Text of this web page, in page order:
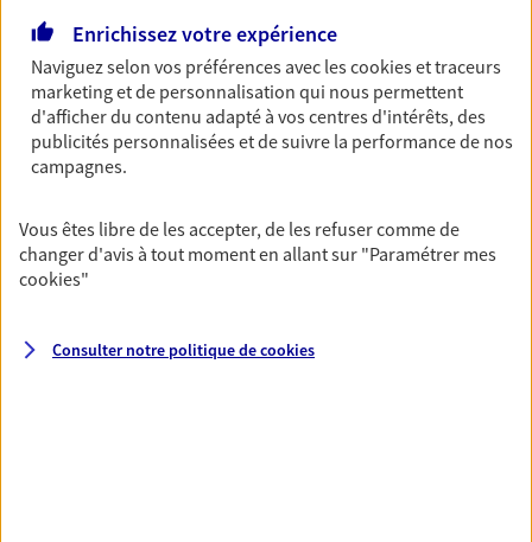
Préparez sereinement ce nouveau chapitre de
votre vie avec les conseils d'un expert. Découvrez
notre solution PER (Plan Epargne Retraite)
spécialement conçue pour la retraite.
Couvrez vos dépenses de santé ainsi que celles de
votre famille avec la complémentaire santé qui
vous ressemble.
Prévoyance
Enrichissez votre expérience
Naviguez selon vos préférences avec lescookies et traceurs
marketing et de personnalisation qui nous permettent
d'afficher du contenu adapté à vos centres d'intérêts, des
publicités personnalisées et de suivre la performance de nos
campagnes.
Vous êtes libre de les accepter, de les refuser comme de
changer d'avis à tout moment en allant sur "Paramétrer mes
cookies"
Consulter notre politique decookies